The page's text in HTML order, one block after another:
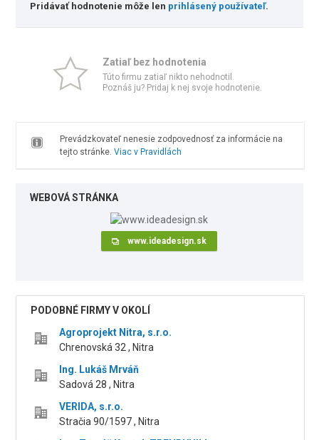
Pridávať hodnotenie môže len prihlásený používateľ.
Zatiaľ bez hodnotenia
Túto firmu zatiaľ nikto nehodnotil.
Poznáš ju? Pridaj k nej svoje hodnotenie.
Prevádzkovateľ nenesie zodpovednosť za informácie na
tejto stránke. Viac v Pravidlách
WEBOVÁ STRÁNKA
www.ideadesign.sk
PODOBNÉ FIRMY V OKOLÍ
Agroprojekt Nitra, s.r.o.
Chrenovská 32 , Nitra
Ing. Lukáš Mrváň
Sadová 28 , Nitra
VERIDA, s.r.o.
Stračia 90/1597 , Nitra